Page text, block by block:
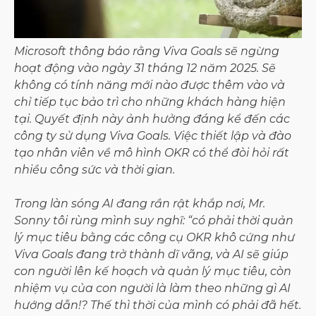
Microsoft thông báo rằng Viva Goals sẽ ngừng
hoạt động vào ngày 31 tháng 12 năm 2025. Sẽ
không có tính năng mới nào được thêm vào và
chỉ tiếp tục bảo trì cho những khách hàng hiện
tại. Quyết định này ảnh hưởng đáng kể đến các
công ty sử dụng Viva Goals. Việc thiết lập và đào
tạo nhân viên về mô hình OKR có thể đòi hỏi rất
nhiều công sức và thời gian.
Trong làn sóng AI đang rần rật khắp nơi, Mr.
Sonny tôi rùng mình suy nghĩ: “có phải thời quản
lý mục tiêu bằng các công cụ OKR khô cứng như
Viva Goals đang trở thành dĩ vãng, và AI sẽ giúp
con người lên kế hoạch và quản lý mục tiêu, còn
nhiệm vụ của con người là làm theo những gì AI
hướng dẫn!? Thế thì thời của mình có phải đã hết.